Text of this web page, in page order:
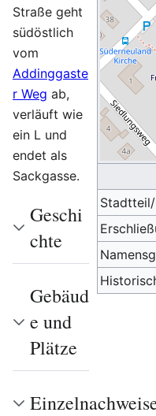
Straße geht
südöstlich
vom
Addinggaste
r Weg ab,
verläuft wie
ein L und
endet als
Sackgasse.
Geschi
chte
Gebäud
e und
Plätze